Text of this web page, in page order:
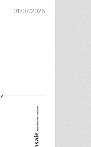
01/07/2026